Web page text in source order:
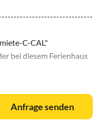
C-CAL"
bei diesem Ferienhaus
w w w. costa-blanca-
Anfrage senden